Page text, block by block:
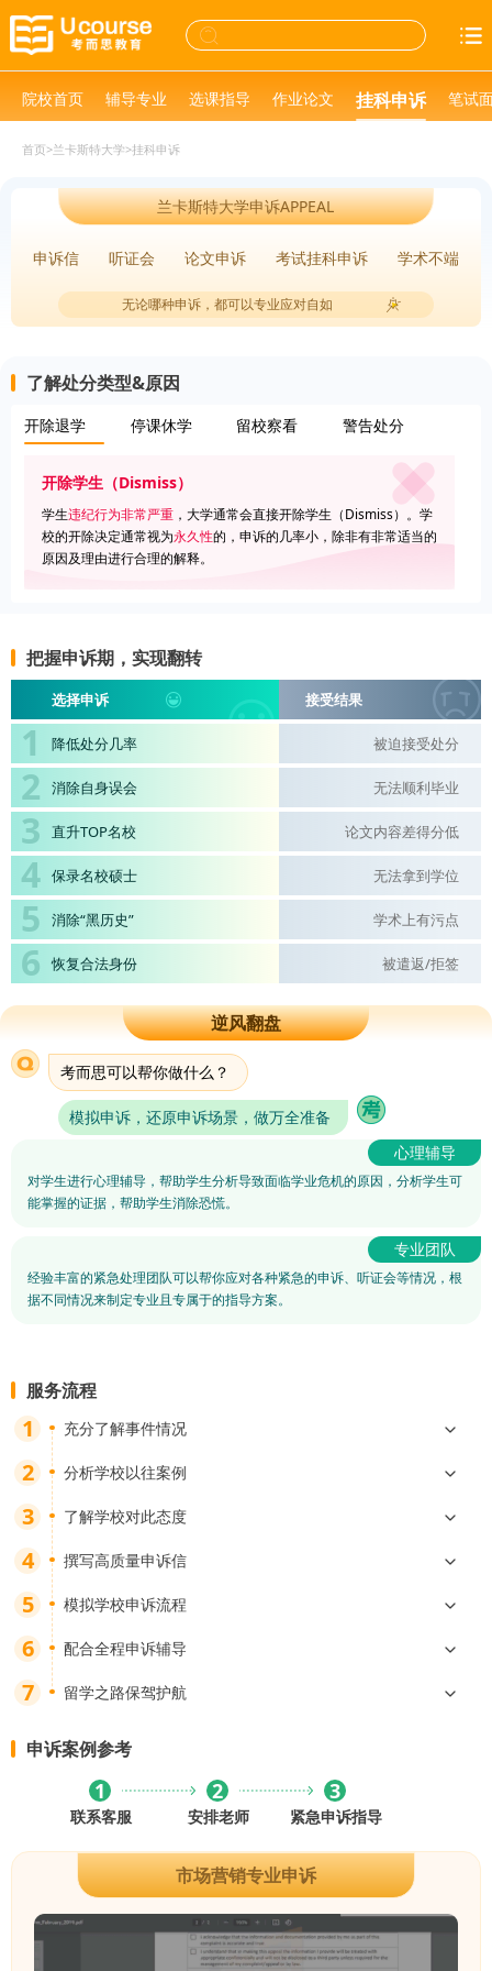
院校首页 辅导专业 选课指导 作业论文 挂科申诉 笔试
首页>兰卡斯特大学>挂科申诉
兰卡斯特大学申诉APPEAL
申诉信 听证会 论文申诉 考试挂科申诉 学术不端
无论哪种申诉，都可以专业应对自如
了解处分类型&原因
开除退学 停课休学 留校察看 警告处分
开除学生（Dismiss）
学生违纪行为非常严重 ，大学通常会直接开除学生（Dismiss）。学
校的开除决定通常视为永久性的，申诉的几率小，除非有非常适当的
原因及理由进行合理的解释。
把握申诉期，实现翻转
选择申诉
降低处分几率
消除自身误会
直升TOP名校
保录名校硕士
消除“黑历史”
恢复合法身份
接受结果
被迫接受处分
无法顺利毕业
论文内容差得分低
无法拿到学位
学术上有污点
被遣返/拒签
逆风翻盘
考而思可以帮你做什么？
模拟申诉，还原申诉场景，做万全准备
对学生进行心理辅导，帮助学生分析导致面临学业危机的原因，分析学生可
能掌握的证据，帮助学生消除恐慌。
经验丰富的紧急处理团队可以帮你应对各种紧急的申诉、听证会等情况，根
据不同情况来制定专业且专属于的指导方案。
服务流程
充分了解事件情况
分析学校以往案例
了解学校对此态度
撰写高质量申诉信
模拟学校申诉流程
配合全程申诉辅导
留学之路保驾护航
申诉案例参考
1 2 3
市场营销专业申诉